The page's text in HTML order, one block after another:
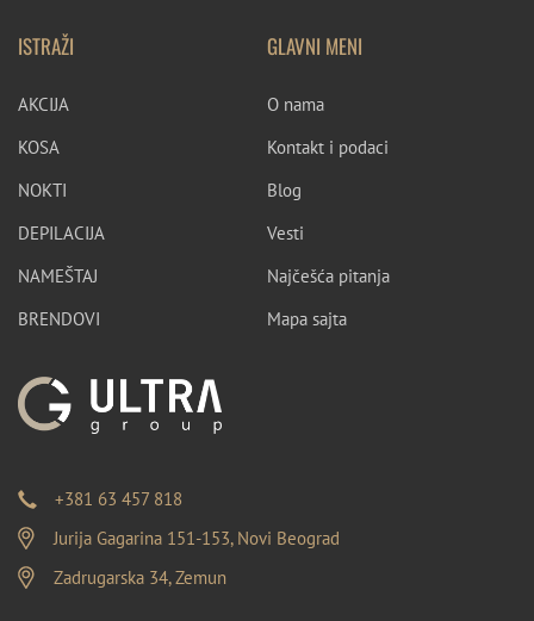
ISTRAŽI
AKCIJA
KOSA
NOKTI
DEPILACIJA
NAMEŠTAJ
BRENDOVI
GLAVNI MENI
O nama
Kontakt i podaci
Blog
Vesti
Najčešća pitanja
Mapa sajta
+381 63 457 818
Jurija Gagarina 151-153, Novi Beograd
Zadrugarska 34, Zemun